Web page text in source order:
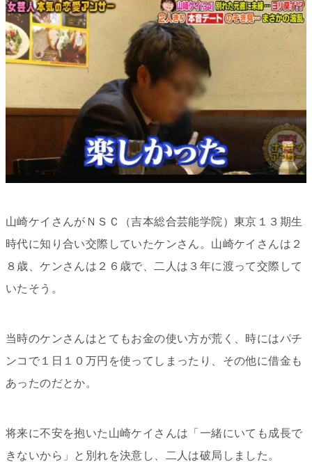
山崎ケイさんが ＮＳＣ（吉本総合芸能学院）東京１３期生
時代に知り合い交際していたケンさん。山崎ケイさんは２
８歳、ケンさんは２６歳で、二人は３年に渡って交際して
いたそう。
当時のケンさんはとてもお金の使い方が荒く、時にはパチ
ンコで１日１０万円を使ってしまったり、その他に借金も
あったのだとか。
将来に不安を抱いた山崎ケイさんは「一緒にいても成長で
きないから」と別れを決意し、二人は破局しました。